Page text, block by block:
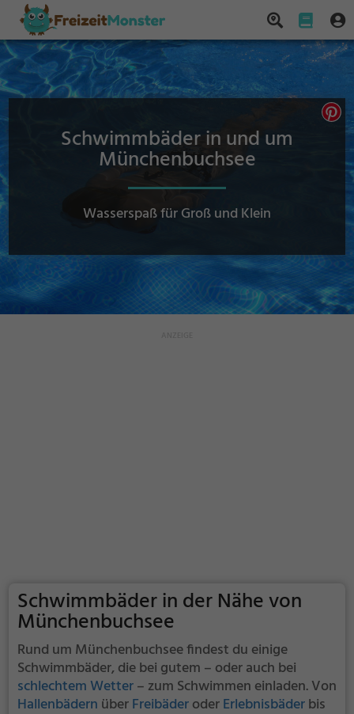
Schwimmbäder in und um
Münchenbuchsee
Wasserspaß für Groß und Klein
Schwimmbäder in der Nähe von
Münchenbuchsee
Rund um Münchenbuchsee findest du einige
Schwimmbäder, die bei gutem – oder auch bei
schlechtem Wetter– zum Schwimmen einladen. Von
Hallenbädern überFreibäderoderErlebnisbäderbis